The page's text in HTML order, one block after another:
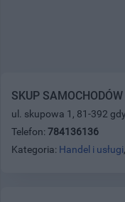
SKUP
ul. skupowa 1, 81-392
Telefon: 784136136
Kategoria: Handel i usługi